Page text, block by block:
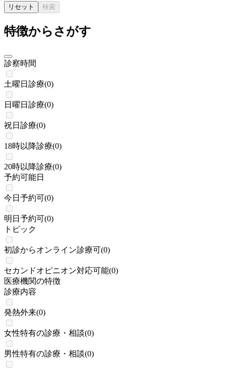
リセット 検索
特徴からさがす
診察時間
土曜日診療(0)
日曜日診療(0)
祝日診療(0)
18時以降診療(0)
20時以降診療(0)
予約可能日
今日予約可(0)
明日予約可(0)
トピック
初診からオンライン診療可(0)
セカンドオピニオン対応可能(0)
医療機関の特徴
診療内容
発熱外来(0)
女性特有の診療・相談(0)
男性特有の診療・相談(0)